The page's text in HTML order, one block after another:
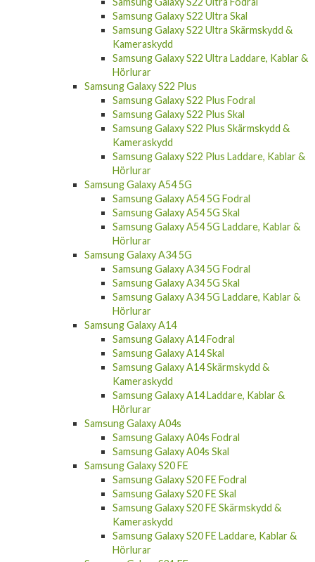
Samsung Galaxy S22 Skal
Samsung Galaxy S22 Laddare, Kablar &
Hörlurar
Samsung Galaxy S22 Ultra
Samsung Galaxy S22 Ultra Fodral
Samsung Galaxy S22 Ultra Skal
Samsung Galaxy S22 Ultra Skärmskydd &
Kameraskydd
Samsung Galaxy S22 Ultra Laddare, Kablar &
Hörlurar
Samsung Galaxy S22 Plus
Samsung Galaxy S22 Plus Fodral
Samsung Galaxy S22 Plus Skal
Samsung Galaxy S22 Plus Skärmskydd &
Kameraskydd
Samsung Galaxy S22 Plus Laddare, Kablar &
Hörlurar
Samsung Galaxy A54 5G
Samsung Galaxy A54 5G Fodral
Samsung Galaxy A54 5G Skal
Samsung Galaxy A54 5G Laddare, Kablar &
Hörlurar
Samsung Galaxy A34 5G
Samsung Galaxy A34 5G Fodral
Samsung Galaxy A34 5G Skal
Samsung Galaxy A34 5G Laddare, Kablar &
Hörlurar
Samsung Galaxy A14
Samsung Galaxy A14 Fodral
Samsung Galaxy A14 Skal
Samsung Galaxy A14 Skärmskydd &
Kameraskydd
Samsung Galaxy A14 Laddare, Kablar &
Hörlurar
Samsung Galaxy A04s
Samsung Galaxy A04s Fodral
Samsung Galaxy A04s Skal
Samsung Galaxy S20 FE
Samsung Galaxy S20 FE Fodral
Samsung Galaxy S20 FE Skal